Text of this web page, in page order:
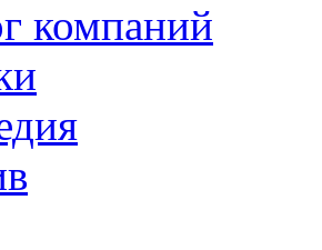
компаний